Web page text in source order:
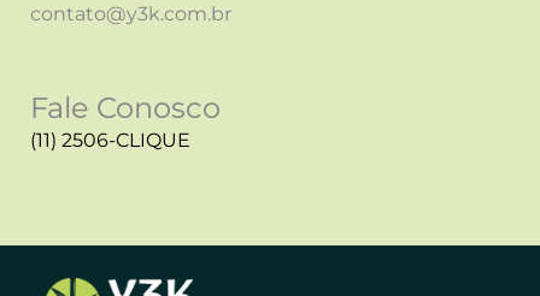
contato@y3k.com.br
Fale Conosco
(11) 2506-CLIQUE